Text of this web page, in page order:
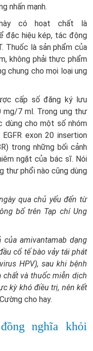
nhấn mạnh.
có hoạt chất là
đặc hiệu kép, tác động
Thuốc là sản phẩm của
không phải thực phẩm
chung cho mọi loại ung
cấp số đăng ký lưu
mg/7 ml. Trong ung thư
dùng cho một số nhóm
exon 20 insertion
trong những bối cảnh
ngặt của bác sĩ. Nói
thư phổi nào cũng dùng
qua chủ yếu đến từ
bố trên Tạp chí Ung
amivantamab dạng
cổ tế bào vảy tái phát
HPV), sau khi bệnh
chất và thuốc miễn dịch
kỳ khó điều trị, nên kết
cho hay.
nghĩa khỏi